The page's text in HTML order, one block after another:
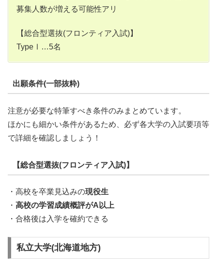
募集人数が増える可能性アリ
【総合型選抜(フロンティア入試)】
TypeⅠ…5名
出願条件(一部抜粋)
注意が必要な特筆すべき条件のみまとめています。
ほかにも細かい条件があるため、必ず各大学の入試要項等
で詳細を確認しましょう！
【総合型選抜(フロンティア入試)】
・高校を卒業見込みの現役生
・ 高校の学習成績概評がA以上
・合格後は入学を確約できる
私立大学(北海道地方)